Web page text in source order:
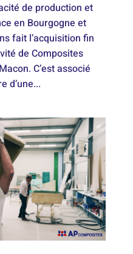
de production et
en Bourgogne et
fait l’acquisition fin
de Composites
C’est associé
d’une...